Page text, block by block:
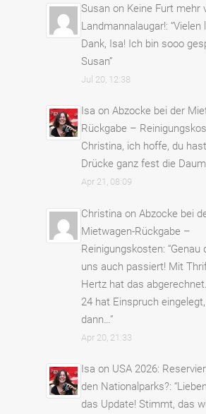
Susan on Keine Furt mehr
Landmannalaugar!: “Vielen
Dank, Isa! Ich bin sooo
Susan”
Jul 20, 12:38
Isa on Abzocke bei der
Rückgabe –
Christina, ich hoffe, du
Drücke ganz fest die
Apr 21, 08:09
Christina on Abzocke bei
Mietwagen-Rückgabe –
Reinigungskosten: “Genau
uns auch passiert! Mit
Hertz hat das
24 hat Einspruch
dann… ”
Apr 20, 21:33
Isa on USA 2026:
den Nationalparks?: “
das Update! Stimmt, das